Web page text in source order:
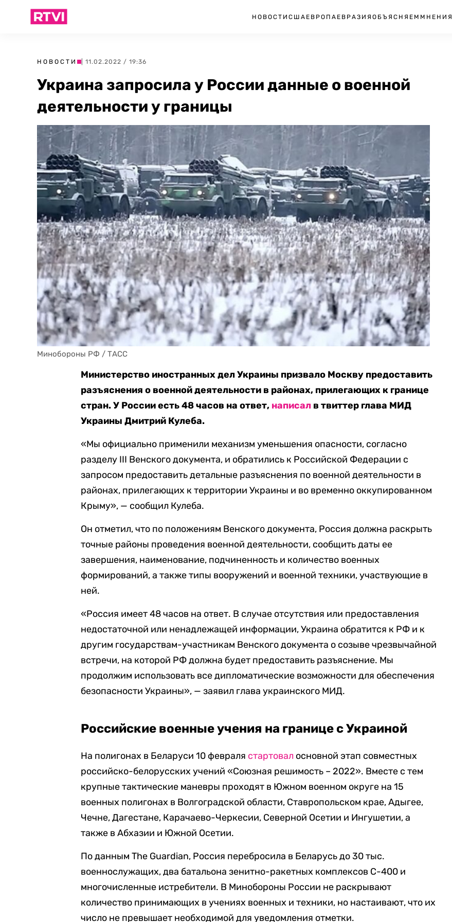
НОВОСТИ США ЕВРОПА ЕВРАЗИЯ ОБЪЯСНЯЕМ МНЕНИЯ
НОВОСТИ | 11.02.2022 / 19:36
Украина запросила у России данные о военной
деятельности у границы
Минобороны РФ / ТАСС
Министерство иностранных дел Украины призвало Москву предоставить
разъяснения о военной деятельности в районах, прилегающих к границе
стран. У России есть 48 часов на ответ, написал в твиттер глава МИД
Украины Дмитрий Кулеба.
«Мы официально применили механизм уменьшения опасности, согласно
разделу III Венского документа, и обратились к Российской Федерации с
запросом предоставить детальные разъяснения по военной деятельности в
районах, прилегающих к территории Украины и во временно оккупированном
Крыму», — сообщил Кулеба.
Он отметил, что по положениям Венского документа, Россия должна раскрыть
точные районы проведения военной деятельности, сообщить даты ее
завершения, наименование, подчиненность и количество военных
формирований, а также типы вооружений и военной техники, участвующие в
ней.
«Россия имеет 48 часов на ответ. В случае отсутствия или предоставления
недостаточной или ненадлежащей информации, Украина обратится к РФ и к
другим государствам-участникам Венского документа о созыве чрезвычайной
встречи, на которой РФ должна будет предоставить разъяснение. Мы
продолжим использовать все дипломатические возможности для обеспечения
безопасности Украины», — заявил глава украинского МИД.
Российские военные учения на границе с Украиной
На полигонах в Беларуси 10 февраля стартовал основной этап совместных
российско-белорусских учений «Союзная решимость – 2022». Вместе с тем
крупные тактические маневры проходят в Южном военном округе на 15
военных полигонах в Волгоградской области, Ставропольском крае, Адыгее,
Чечне, Дагестане, Карачаево-Черкесии, Северной Осетии и Ингушетии, а
также в Абхазии и Южной Осетии.
По данным The Guardian, Россия перебросила в Беларусь до 30 тыс.
военнослужащих, два батальона зенитно-ракетных комплексов С-400 и
многочисленные истребители. В Минобороны России не раскрывают
количество принимающих в учениях военных и техники, но настаивают, что их
число не превышает необходимой для уведомления отметки.